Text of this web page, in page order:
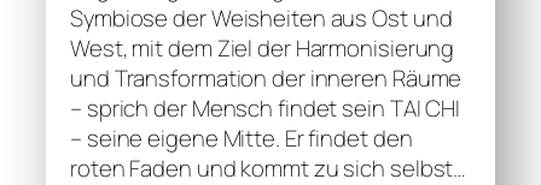
Symbiose der Weisheiten aus Ost und
West, mit dem Ziel der Harmonisierung
und Transformation der inneren Räume
– sprich der Mensch findet sein TAI CHI
– seine eigene Mitte. Er findet den
roten Faden und kommt zu sich selbst…